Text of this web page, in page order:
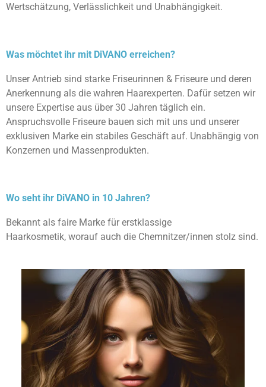
Wertschätzung, Verlässlichkeit und Unabhängigkeit.
Was möchtet ihr mit DiVANO erreichen?
Unser Antrieb sind starke Friseurinnen & Friseure und deren
Anerkennung als die wahren Haarexperten. Dafür setzen wir
unsere Expertise aus über 30 Jahren täglich ein.
Anspruchsvolle Friseure bauen sich mit uns und unserer
exklusiven Marke ein stabiles Geschäft auf. Unabhängig von
Konzernen und Massenprodukten.
Wo seht ihr DiVANO in 10 Jahren?
Bekannt als faire Marke für erstklassige
Haarkosmetik, worauf auch die Chemnitzer/innen stolz sind.